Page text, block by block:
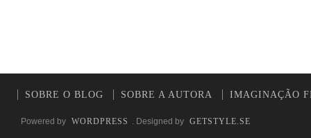
SOBRE O BLOG SOBRE A AUTORA IMAGINAÇÃO
Powered by WORDPRESS . Designed by GETSTYLE.SE